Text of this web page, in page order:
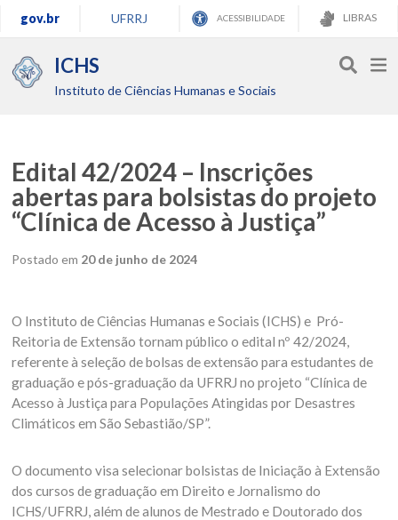
gov.br UFRRJ ACESSIBILIDADE LIBRAS
ICHS
Instituto de Ciências Humanas e Sociais
Edital 42/2024 – Inscrições
abertas para bolsistas do projeto
“Clínica de Acesso à Justiça”
Postado em 20 de junho de 2024
O Instituto de Ciências Humanas e Sociais (ICHS) e Pró-
Reitoria de Extensão tornam público o edital nº 42/2024,
referente à seleção de bolsas de extensão para estudantes de
graduação e pós-graduação da UFRRJ no projeto “Clínica de
Acesso à Justiça para Populações Atingidas por Desastres
Climáticos em São Sebastião/SP”.
O documento visa selecionar bolsistas de Iniciação à Extensão
dos cursos de graduação em Direito e Jornalismo do
ICHS/UFRRJ, além de alunos de Mestrado e Doutorado dos